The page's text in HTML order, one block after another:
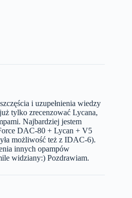
i uzupełnienia wiedzy
tylko zrecenzować Lycana,
Najbardziej jestem
DAC-80 + Lycan + V5
możliwość też z IDAC-6).
innych opampów
widziany:) Pozdrawiam.